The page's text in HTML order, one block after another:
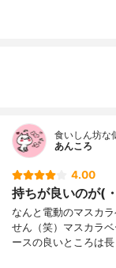
食いしん坊な
あんころ
4.00
持ちが良いのが(
なんと電動のマスカ
せん（笑）マスカラ
ースの良いところは